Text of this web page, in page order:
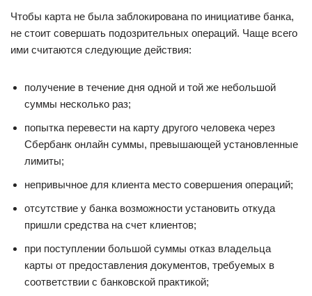
Чтобы карта не была заблокирована по инициативе банка,
не стоит совершать подозрительных операций. Чаще всего
ими считаются следующие действия:
получение в течение дня одной и той же небольшой
суммы несколько раз;
попытка перевести на карту другого человека через
Сбербанк онлайн суммы, превышающей установленные
лимиты;
непривычное для клиента место совершения операций;
отсутствие у банка возможности установить откуда
пришли средства на счет клиентов;
при поступлении большой суммы отказ владельца
карты от предоставления документов, требуемых в
соответствии с банковской практикой;